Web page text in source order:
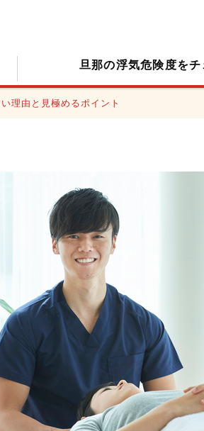
旦那の浮気危険度をチ
理由と見極めるポイント